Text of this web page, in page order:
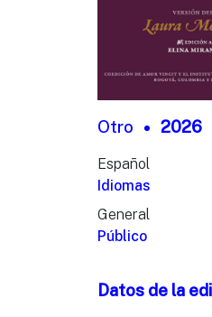
Otro 2026
Español
Idiomas
General
Público
Datos de la